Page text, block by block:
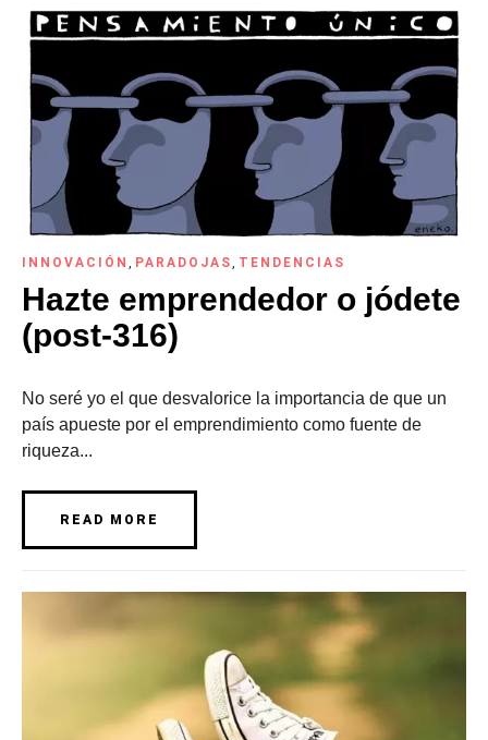
INNOVACIÓN PARADOJAS TENDENCIAS
Hazte emprendedor o jódete
(post-316)
No seré yo el que desvalorice la importancia de que un
país apueste por el emprendimiento como fuente de
riqueza...
READ MORE